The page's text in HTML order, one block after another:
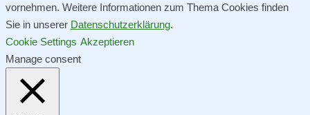
vornehmen. Weitere Informationen zum Thema Cookies finden
Sie in unserer Datenschutzerklärung.
Cookie Settings Akzeptieren
Manage consent